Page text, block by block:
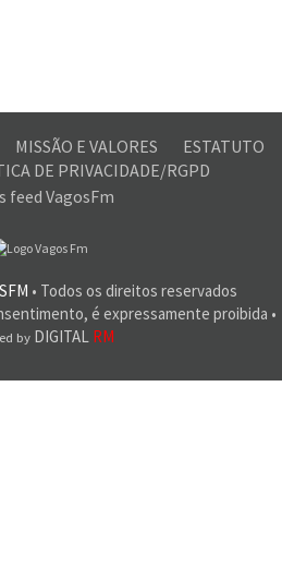
MISSÃO E VALORES
ESTATUTO
DE PRIVACIDADE/RGPD
• Todos os direitos reservados
é expressamente proibida •
byDIGITAL RM